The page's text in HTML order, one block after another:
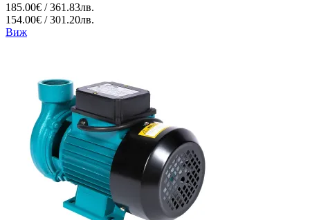
185.00€ / 361.83лв.
154.00€ / 301.20лв.
Виж